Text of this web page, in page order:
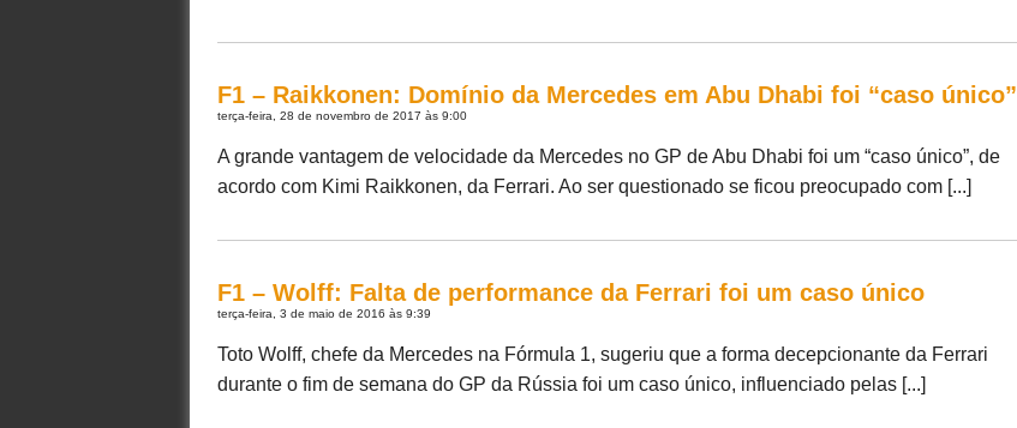
F1 – Raikkonen: Domínio da Mercedes em Abu Dhabi foi “caso único”
terça-feira, 28 de novembro de 2017 às 9:00
A grande vantagem de velocidade da Mercedes no GP de Abu Dhabi foi um “caso único”, de
acordo com Kimi Raikkonen, da Ferrari. Ao ser questionado se ficou preocupado com [...]
F1 – Wolff: Falta de performance da Ferrari foi um caso único
terça-feira, 3 de maio de 2016 às 9:39
Toto Wolff, chefe da Mercedes na Fórmula 1, sugeriu que a forma decepcionante da Ferrari
durante o fim de semana do GP da Rússia foi um caso único, influenciado pelas [...]